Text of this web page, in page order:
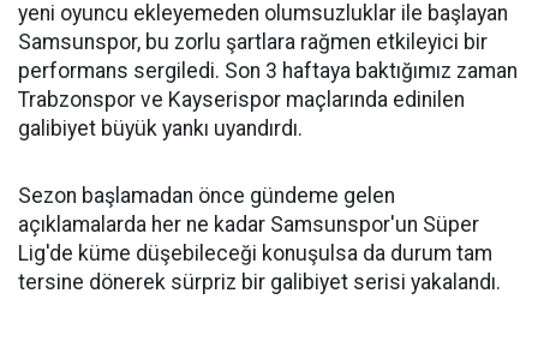
yeni oyuncu ekleyemeden olumsuzluklar ile başlayan
Samsunspor, bu zorlu şartlara rağmen etkileyici bir
performans sergiledi. Son 3 haftaya baktığımız zaman
Trabzonspor ve Kayserispor maçlarında edinilen
galibiyet büyük yankı uyandırdı.
Sezon başlamadan önce gündeme gelen
açıklamalarda her ne kadar Samsunspor'un Süper
Lig'de küme düşebileceği konuşulsa da durum tam
tersine dönerek sürpriz bir galibiyet serisi yakalandı.